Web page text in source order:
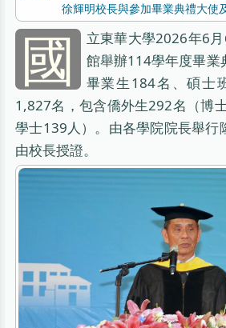
徐輝明校長與參加畢業典禮大使
國
立東華大學2026年6
館舉辦114學年度畢業
畢業生184名、碩士
1,827名，包含僑外生292名（博
學士139人）。由各學院院長舉行
由校長授證。